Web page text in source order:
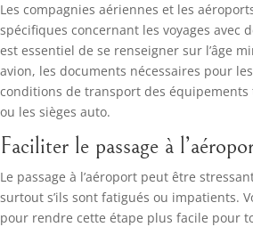
Les compagnies aériennes et les
spécifiques concernant les voyages avec
est essentiel de se renseigner sur l’âge
avion, les documents nécessaires pour
conditions de transport des équipements
ou les sièges auto.
Faciliter le passage à
Le passage à l’aéroport peut être
surtout s’ils sont fatigués ou impatients.
pour rendre cette étape plus facile pour